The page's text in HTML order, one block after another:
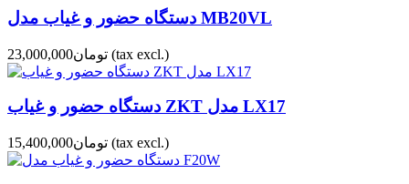
دستگاه حضور و غیاب مدل MB20VL
تومان23,000,000 (tax excl.)
دستگاه حضور و غیاب ZKT مدل LX17
تومان15,400,000 (tax excl.)